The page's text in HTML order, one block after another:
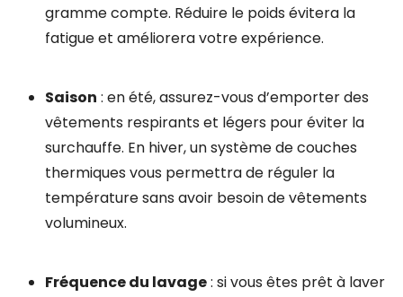
gramme compte. Réduire le poids évitera la
fatigue et améliorera votre expérience.
Saison : en été, assurez-vous d’emporter des
vêtements respirants et légers pour éviter la
surchauffe. En hiver, un système de couches
thermiques vous permettra de réguler la
température sans avoir besoin de vêtements
volumineux.
Fréquence du lavage: si vous êtes prêt à laver